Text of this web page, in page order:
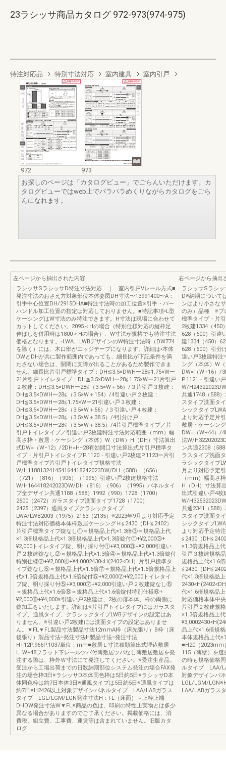
23ラシッサ商品カタログ 972-973(974-975)
特注対応品 特別寸法対応 室内建具 室内引戸
972
973
お探しのページは「カタログビュー」でごらんいただけます。カ
タログビューではweb上でパラパラめくりながらカタログをごら
んになれます。
左ページから抽出された内容
ラシッサSラシッサD特注寸法対応 ｜ 室内引戸Vレール方式■
発注寸法のおさえ方対象部位本体姿図DH寸法〜13991400〜A：
引手中心位置DH/2915DHA■特注寸法時の加工位置※引手・バー
ハンドル加工位置の指定は対応しておりません。■特記事項◦L型
ケーシングはW寸法のみ特注できます。H寸法は現場に合わせて
カットしてください。2095＜Hの場合（特別仕様対応の縦枠足
伸ばしを併用時は1800＜Hの場合）、W寸法が規格でも特注寸法
価格となります。◦LWA、LWBデザインのW特注寸法時（DW774
を除く）には、木口部がエッジテープになります。詳細は◦本体
DWとDHが共に製作範囲内であっても、細長比が下記条件を満
たさない場合は、開閉に支障が出ることがあるため製作できま
せん。細長比片引戸標準タイプ：DH≦3.5×DWHー28≦1.75×Wー
21片引戸トイレタイプ：DH≦3.5×DWHー28≦1.75×Wー21片引戸
２枚建：DH≦3.5×DWHー28≦（3.5×W＋56）/３片引戸３枚建：
DH≦3.5×DWHー28≦（3.5×W＋154）/4引違い戸２枚建：
DH≦3.5×DWHー28≦1.75×Wー21引違い戸３枚建：
DH≦3.5×DWHー28≦（3.5×W＋56）/３引違い戸４枚建：
DH≦3.5×DWHー28≦（3.5×W＋38.5）/4引分け戸：
DH≦3.5×DWHー28≦（3.5×W＋38.5）/4片引戸標準タイプ／片
引戸トイレタイプ／引違い戸2枚建特注寸法対応範囲（mm）幅
高さ枠・敷居・ケーシング（本体）W（DW）H（DH）寸法算出
式DW=（W−12）/2DH=H−28有効開口寸法算出式片引戸標準タ
イプ・片引戸トイレタイプP.1120・引違い戸2枚建P.1123ー片引
戸標準タイプ片引戸トイレタイプ規格寸法
W/H118813241454164418242023DW/DH（588）（656）
（721）（816）（906）（1995）引違い戸2枚建規格寸法
W/H164418242023DW/DH（816）（906）（1995）パネルタイ
プ全デザイン共通1188（588）1992（990）1728（1700）
2500（2472）ガラスタイプ洗面タイプ1728（1700）
2425（2397）通風タイプクラシックタイプ
LWA/LWB2003（1975）2163（2135）※2023年9月より対応予定
特注寸法対応価格本体枠敷居ケーシングＨ≦2430（DH≦2402）
片引戸標準タイプ錠なし①＝規格品上代×1.3倍③＝規格品上代
×1.3倍規格品上代×1.3倍規格品上代×1.3倍錠付①+¥2,000③+
¥2,000トイレタイプ錠、明り採り付①+¥3,000③+¥2,000引違い
戸２枚建錠なし②＝規格品上代×1.3倍④＝規格品上代×1.3倍錠付
特別仕様②+¥2,000④+¥4,0002430<H(2402<DH）片引戸標準タ
イプ錠なし⑤＝規格品上代×1.6倍⑦＝規格品上代×1.6倍規格品上
代×1.3倍規格品上代×1.6倍錠付⑤+¥2,000⑦+¥2,000トイレタイ
プ錠、明り採り付⑤+¥3,000⑦+¥2,000引違い戸２枚建錠なし⑥
＝規格品上代×1.6倍⑧＝規格品上代×1.6倍錠付特別仕様⑥+
¥2,000⑧+¥4,000※引違い戸2枚建は、2枚の扉本体、枠の両側に
錠加工をいたします。詳細は※片引戸トイレタイプにはガラスタ
イプ、通風タイプ、クラシックタイプLWBデザインの設定はあ
りません。※引違い戸2枚建には洗面タイプの設定はありませ
ん。▼FL▼FL製品寸法製品寸法12mmA枠（床先張り）B枠（床
後張り）製品寸法=発注寸法H製品寸法=発注寸法
H+12P.966P.1037単位：mm■敷居Ｌ寸法種類算出式埋込敷居
L=W−48フラット下レールツバ付薄敷居ツバなし薄敷居敷居を発
注する際は、枠外Ｗ寸法にて発注してください。※受注生産品。
受注から工場出荷までの日数納期部位システム発注の場合FAX発
注の場合枠3日※ラシッサD本体同色枠は5日約5日※ラシッサD本
体同色枠は約7日本体3日※通風タイプは5日約5日※通風タイプは
約7日※H2426以上対象デザインパネルタイプ LAA/LABガラス
タイプ LGL/LGM/LGN発注寸法H：FL（床面）～上枠上端
DHDW発注寸法W▼FL※商品の色は、印刷の特性上実物とは多少
異なる場合がありますのでご了承ください。掲載価格には、消
費税、組立費、工事費、運賃等は含まれていません。旧版カタ
ログ
右ページから抽出
ラシッサSラシ
D※納期について
ンはより小さな
のみ）品種 ※ブ
標準タイプ・片
2枚建1334（450
628（600）引違
建1334（450）
628（600）引分
違い戸3枚建特注
ング（本体）W
DW=（W+16）/
P.1121・引違い
W/
共通1748（588
スタイプ洗面タ
シックタイプ
より対応予定片
敷居・ケーシン
DW=（W+44）/
法W/
ン共通2308（
ラスタイプ洗面
ラシックタイプ
月より対応予定
（mm）幅高さ
H（DH）寸法算
出式引違い戸4枚
W/
共通2341（588
スタイプ洗面タ
シックタイプ
より対応予定特
≦2430（
×1.3倍規格品上
引戸３枚建規格
規格品上代×1.6
≦2430（
代×1.3倍規格品
代×1.6倍規格品
対応価格本体中
片引戸２枚建規
×1.3倍規格品上
品上代×1.6倍規
本体規格品上代
■H20（2023mm
115（薄壁）を
の時も規格価格
ルタイプ LAA/
対象デザインパ
LGL/LGM/
LAA/LABガラス